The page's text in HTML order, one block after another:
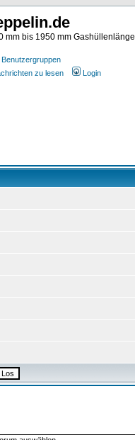
mm bis 1950 mm Gashüllenlänge
Benutzergruppen
zu lesen Login